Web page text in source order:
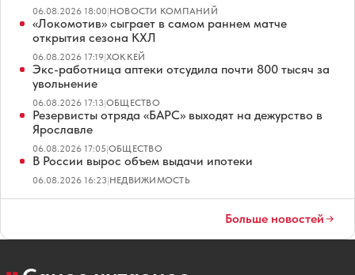
06.08.2026 18:00|НОВОСТИ КОМПАНИЙ
«Локомотив» сыграет в самом раннем матче
открытия сезона КХЛ
06.08.2026 17:19|ХОККЕЙ
Экс-работница аптеки отсудила почти 800 тысяч за
увольнение
06.08.2026 17:13|ОБЩЕСТВО
Резервисты отряда «БАРС» выходят на дежурство в
Ярославле
06.08.2026 17:05|ОБЩЕСТВО
В России вырос объем выдачи ипотеки
06.08.2026 16:23|НЕДВИЖИМОСТЬ
Больше новостей